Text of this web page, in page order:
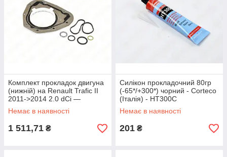
Комплект прокладок двигуна
(нижній) на Renault Trafic II
2011->2014 2.0 dCi —
ElringKlinger - EL384340
Немає в наявності
1 511,71 ₴
Силікон прокладочний 80гр
(-65*/+300*) чорний - Corteco
(Італія) - HT300C
Немає в наявності
201 ₴